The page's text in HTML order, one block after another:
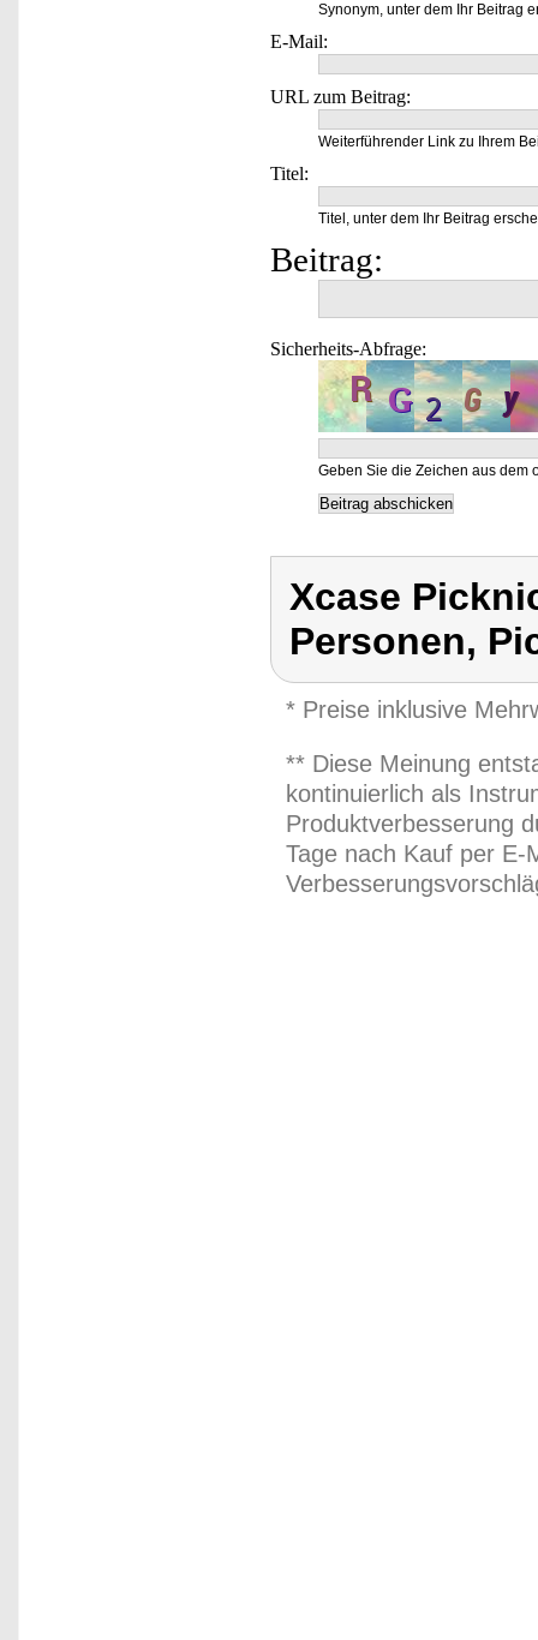
Synonym, unter dem Ihr Beitrag
E-Mail:
URL zum Beitrag:
Weiterführender Link zu Ihrem
Titel:
Titel, unter dem Ihr Beitrag
Beitrag:
Sicherheits-Abfrage:
Geben Sie die Zeichen aus dem
Xcase
Personen,
* Preise inklusive
** Diese Meinung
kontinuierlich als
Produktverbesserung
Tage nach Kauf per E-